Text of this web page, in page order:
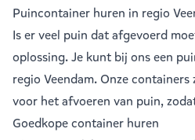
Puincontainer huren in regio
Is er veel puin dat afgevoerd
oplossing. Je kunt bij ons een
regio Veendam. Onze
voor het afvoeren van puin,
Goedkope container huren